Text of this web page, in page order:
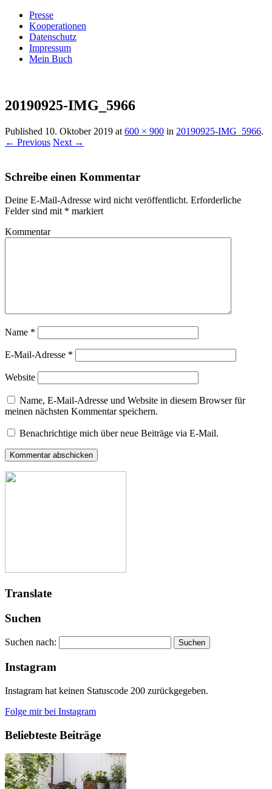
Presse
Kooperationen
Datenschutz
Impressum
Mein Buch
Villa König
20190925-IMG_5966
Published 10. Oktober 2019 at 600 × 900 in 20190925-IMG_5966.
← Previous Next →
Schreibe einen Kommentar
Deine E-Mail-Adresse wird nicht veröffentlicht. Erforderliche
Felder sind mit * markiert
Kommentar
Name *
E-Mail-Adresse *
Website
Name, E-Mail-Adresse und Website in diesem Browser für
meinen nächsten Kommentar speichern.
Benachrichtige mich über neue Beiträge via E-Mail.
Translate
Suchen
Suchen nach:
Instagram
Instagram hat keinen Statuscode 200 zurückgegeben.
Folge mir bei Instagram
Beliebteste Beiträge